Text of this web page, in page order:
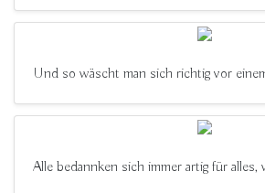
Und so wäscht man sich richtig vor
Alle bedannken sich immer artig für alles,